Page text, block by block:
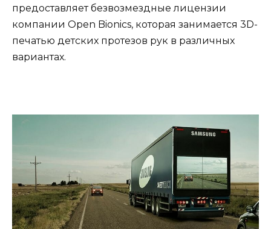
предоставляет безвозмездные лицензии
компании Open Bionics, которая занимается 3D-
печатью детских протезов рук в различных
вариантах.